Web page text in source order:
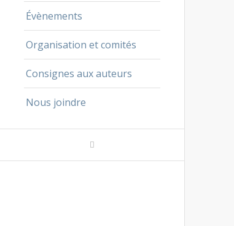
Évènements
Organisation et comités
Consignes aux auteurs
Nous joindre